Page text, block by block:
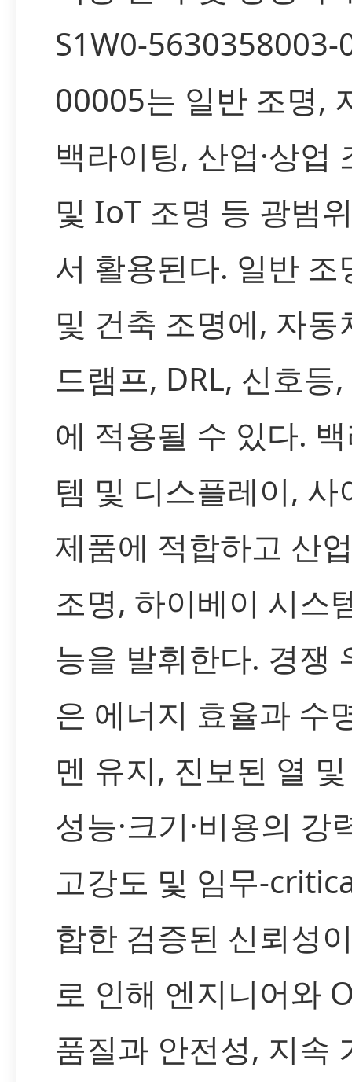
S1W0-5630358003-
00005는 일반 조명,
백라이팅, 산업·상업
및 IoT 조명 등 광범
서 활용된다. 일반 조
및 건축 조명에, 자동
드램프, DRL, 신호등
에 적용될 수 있다.
템 및 디스플레이,
제품에 적합하고 산
조명, 하이베이 시스
능을 발휘한다. 경쟁
은 에너지 효율과 수
멘 유지, 진보된 열
성능·크기·비용의 강
고강도 및 임무-
합한 검증된 신뢰성
로 인해 엔지니어와
품질과 안전성, 지속